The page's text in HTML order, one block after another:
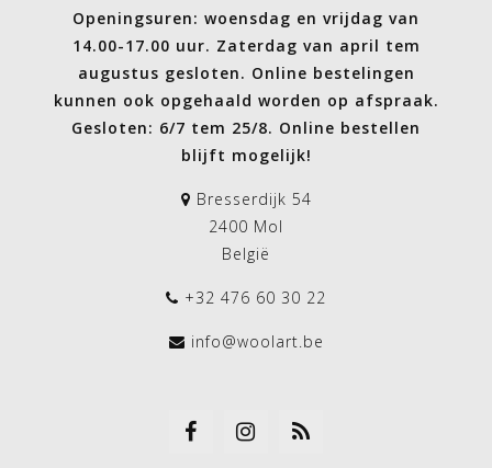
Openingsuren: woensdag en vrijdag van
14.00-17.00 uur. Zaterdag van april tem
augustus gesloten. Online bestelingen
kunnen ook opgehaald worden op afspraak.
Gesloten: 6/7 tem 25/8. Online bestellen
blijft mogelijk!
Bresserdijk 54
2400 Mol
België
+32 476 60 30 22
info@woolart.be